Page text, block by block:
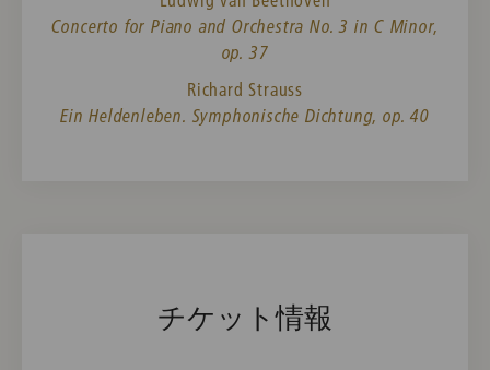
Concerto for Piano and Orchestra No. 3 in C Minor,
op. 37
Richard Strauss
Ein Heldenleben. Symphonische Dichtung, op. 40
チケット情報